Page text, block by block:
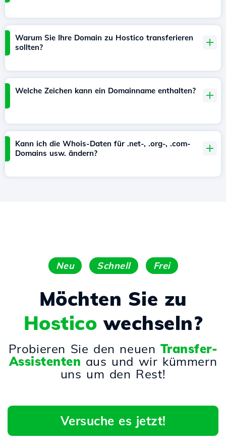
Warum Sie Ihre Domain zu Hostico transferieren
sollten?
Welche Zeichen kann ein Domainname enthalten?
Kann ich die Whois-Daten für .net-, .org-, .com-
Domains usw. ändern?
Neu Schnell Frei
Möchten Sie zu
Hostico wechseln?
Probieren Sie den neuen Transfer-
Assistenten aus und wir kümmern
uns um den Rest!
Versuche es jetzt!